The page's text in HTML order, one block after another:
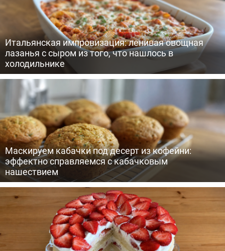
Итальянская импровизация: ленивая овощная
лазанья с сыром из того, что нашлось в
холодильнике
Маскируем кабачки под десерт из кофейни:
эффектно справляемся с кабачковым
нашествием